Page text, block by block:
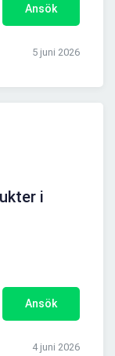
Ansök
5 juni 2026
i
Ansök
4 juni 2026